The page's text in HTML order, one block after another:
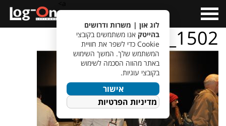
Menu
IMG_1502
לוג און | משרות ודרושים
בהייטק אנו משתמשים בקובצי
Cookie כדי לשפר את חוויית
המשתמש שלך. המשך השימוש
באתר מהווה הסכמה לשימוש
בקובצי עוגיות.
אישור
מדיניות הפרטיות